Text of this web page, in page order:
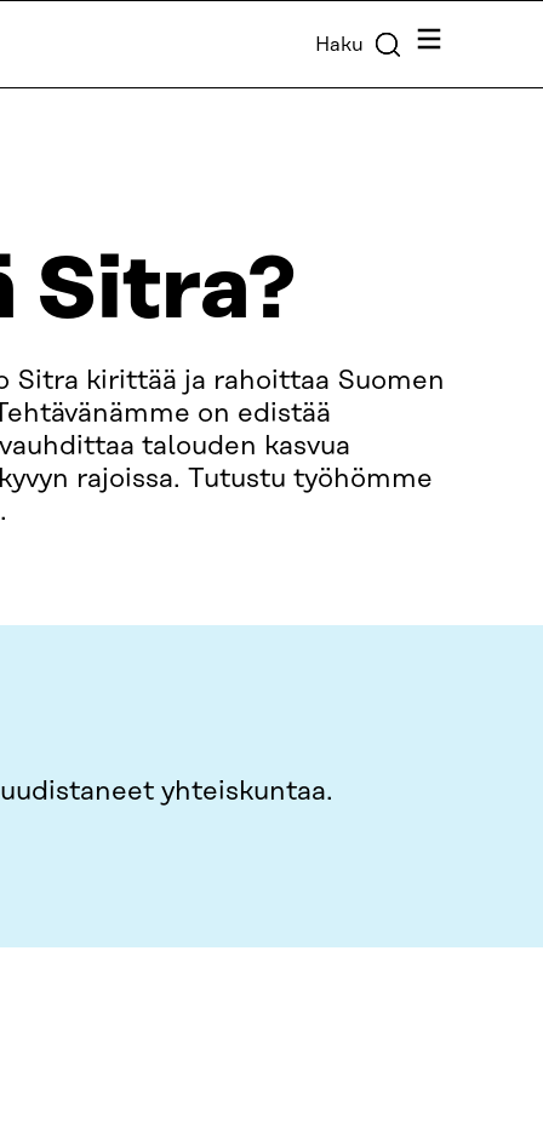
Haku Valikko
Sitra?
Sitra kirittää ja rahoittaa Suomen
on edistää
talouden kasvua
rajoissa. Tutustu työhömme
yhteiskuntaa.